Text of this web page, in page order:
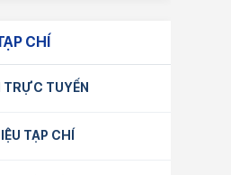
CHÍ
TUYẾN
TẠP CHÍ